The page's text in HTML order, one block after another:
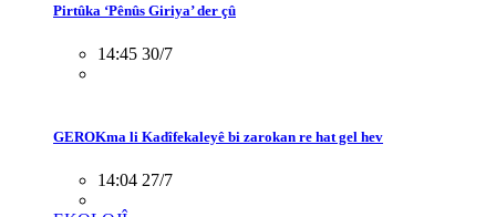
Pirtûka ‘Pênûs Giriya’ der çû
14:45 30/7
GEROKma li Kadîfekaleyê bi zarokan re hat gel hev
14:04 27/7